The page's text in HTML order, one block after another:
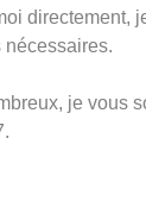
directement,
nécessaires.
je vous